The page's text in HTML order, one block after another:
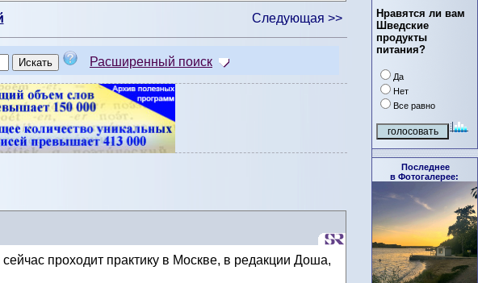
Нравятся ли вам
Шведские
продукты
питания?
Да
Нет
Все равно
Последнее
в Фотогалерее:
Следующая >>
Расширенный поиск
проходит практику в Москве, в редакции Доша,